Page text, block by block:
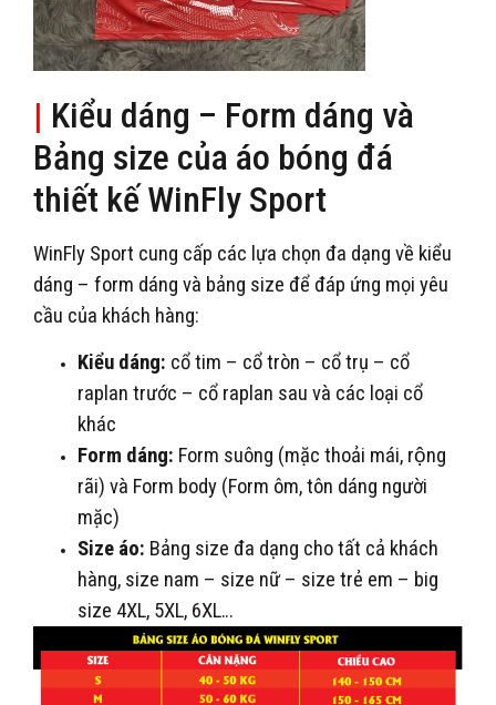
| Kiểu dáng – Form dáng và
Bảng size của áo bóng đá
thiết kế WinFly Sport
WinFly Sport cung cấp các lựa chọn đa dạng về kiểu
dáng – form dáng và bảng size để đáp ứng mọi yêu
cầu của khách hàng:
Kiểu dáng: cổ tim – cổ tròn – cổ trụ – cổ
raplan trước – cổ raplan sau và các loại cổ
khác
Form dáng: Form suông (mặc thoải mái, rộng
rãi) và Form body (Form ôm, tôn dáng người
mặc)
Size áo: Bảng size đa dạng cho tất cả khách
hàng, size nam – size nữ – size trẻ em – big
size 4XL, 5XL, 6XL…